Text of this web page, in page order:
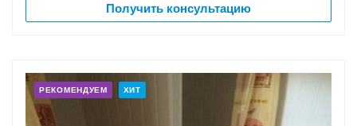
Получить консультацию
РЕКОМЕНДУЕМ ХИТ